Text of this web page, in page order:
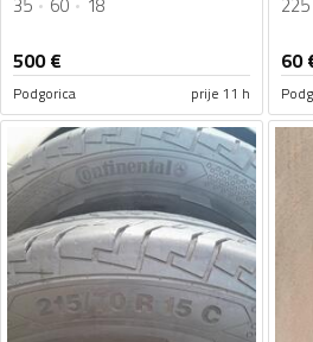
500€
Podgorica prije 11 h
60